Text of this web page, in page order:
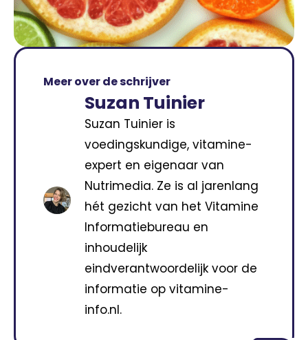
Meer over de schrijver
Suzan Tuinier
Suzan Tuinier is
voedingskundige, vitamine-
expert en eigenaar van
Nutrimedia. Ze is al jarenlang
hét gezicht van het Vitamine
Informatiebureau en
inhoudelijk
eindverantwoordelijk voor de
informatie op vitamine-
info.nl.